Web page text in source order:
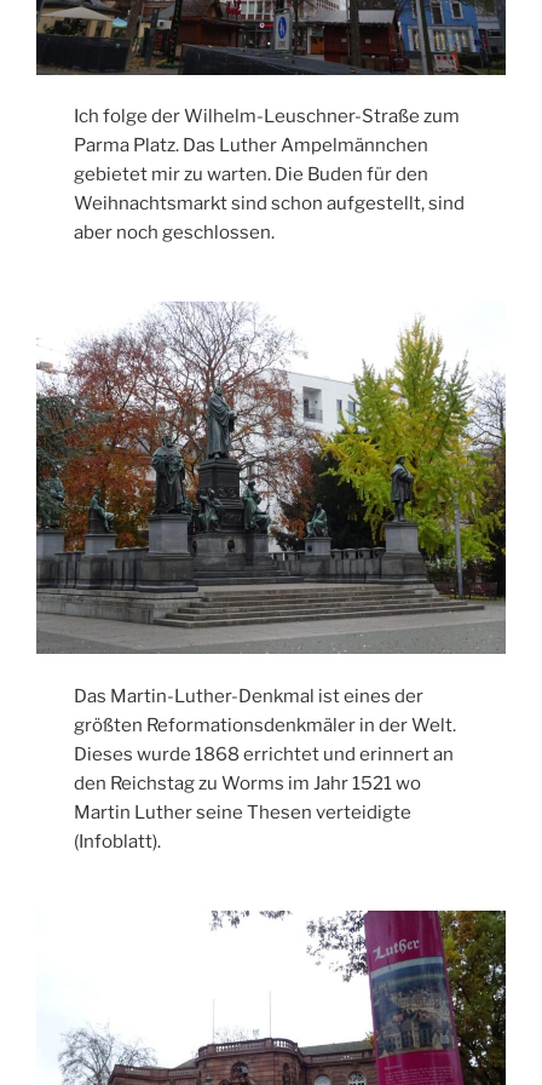
Ich folge der Wilhelm-Leuschner-Straße zum
Parma Platz. Das Luther Ampelmännchen
gebietet mir zu warten. Die Buden für den
Weihnachtsmarkt sind schon aufgestellt, sind
aber noch geschlossen.
Das Martin-Luther-Denkmal ist eines der
größten Reformationsdenkmäler in der Welt.
Dieses wurde 1868 errichtet und erinnert an
den Reichstag zu Worms im Jahr 1521 wo
Martin Luther seine Thesen verteidigte
(Infoblatt).